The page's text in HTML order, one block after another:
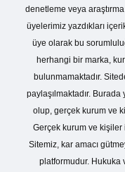
denetleme veya
üyelerimiz yazdıkları
üye olarak bu
herhangi bir marka,
bulunmamaktadır.
paylaşılmaktadır.
olup, gerçek kurum ve
Gerçek kurum ve
Sitemiz, kar amacı
platformudur. Hukuka